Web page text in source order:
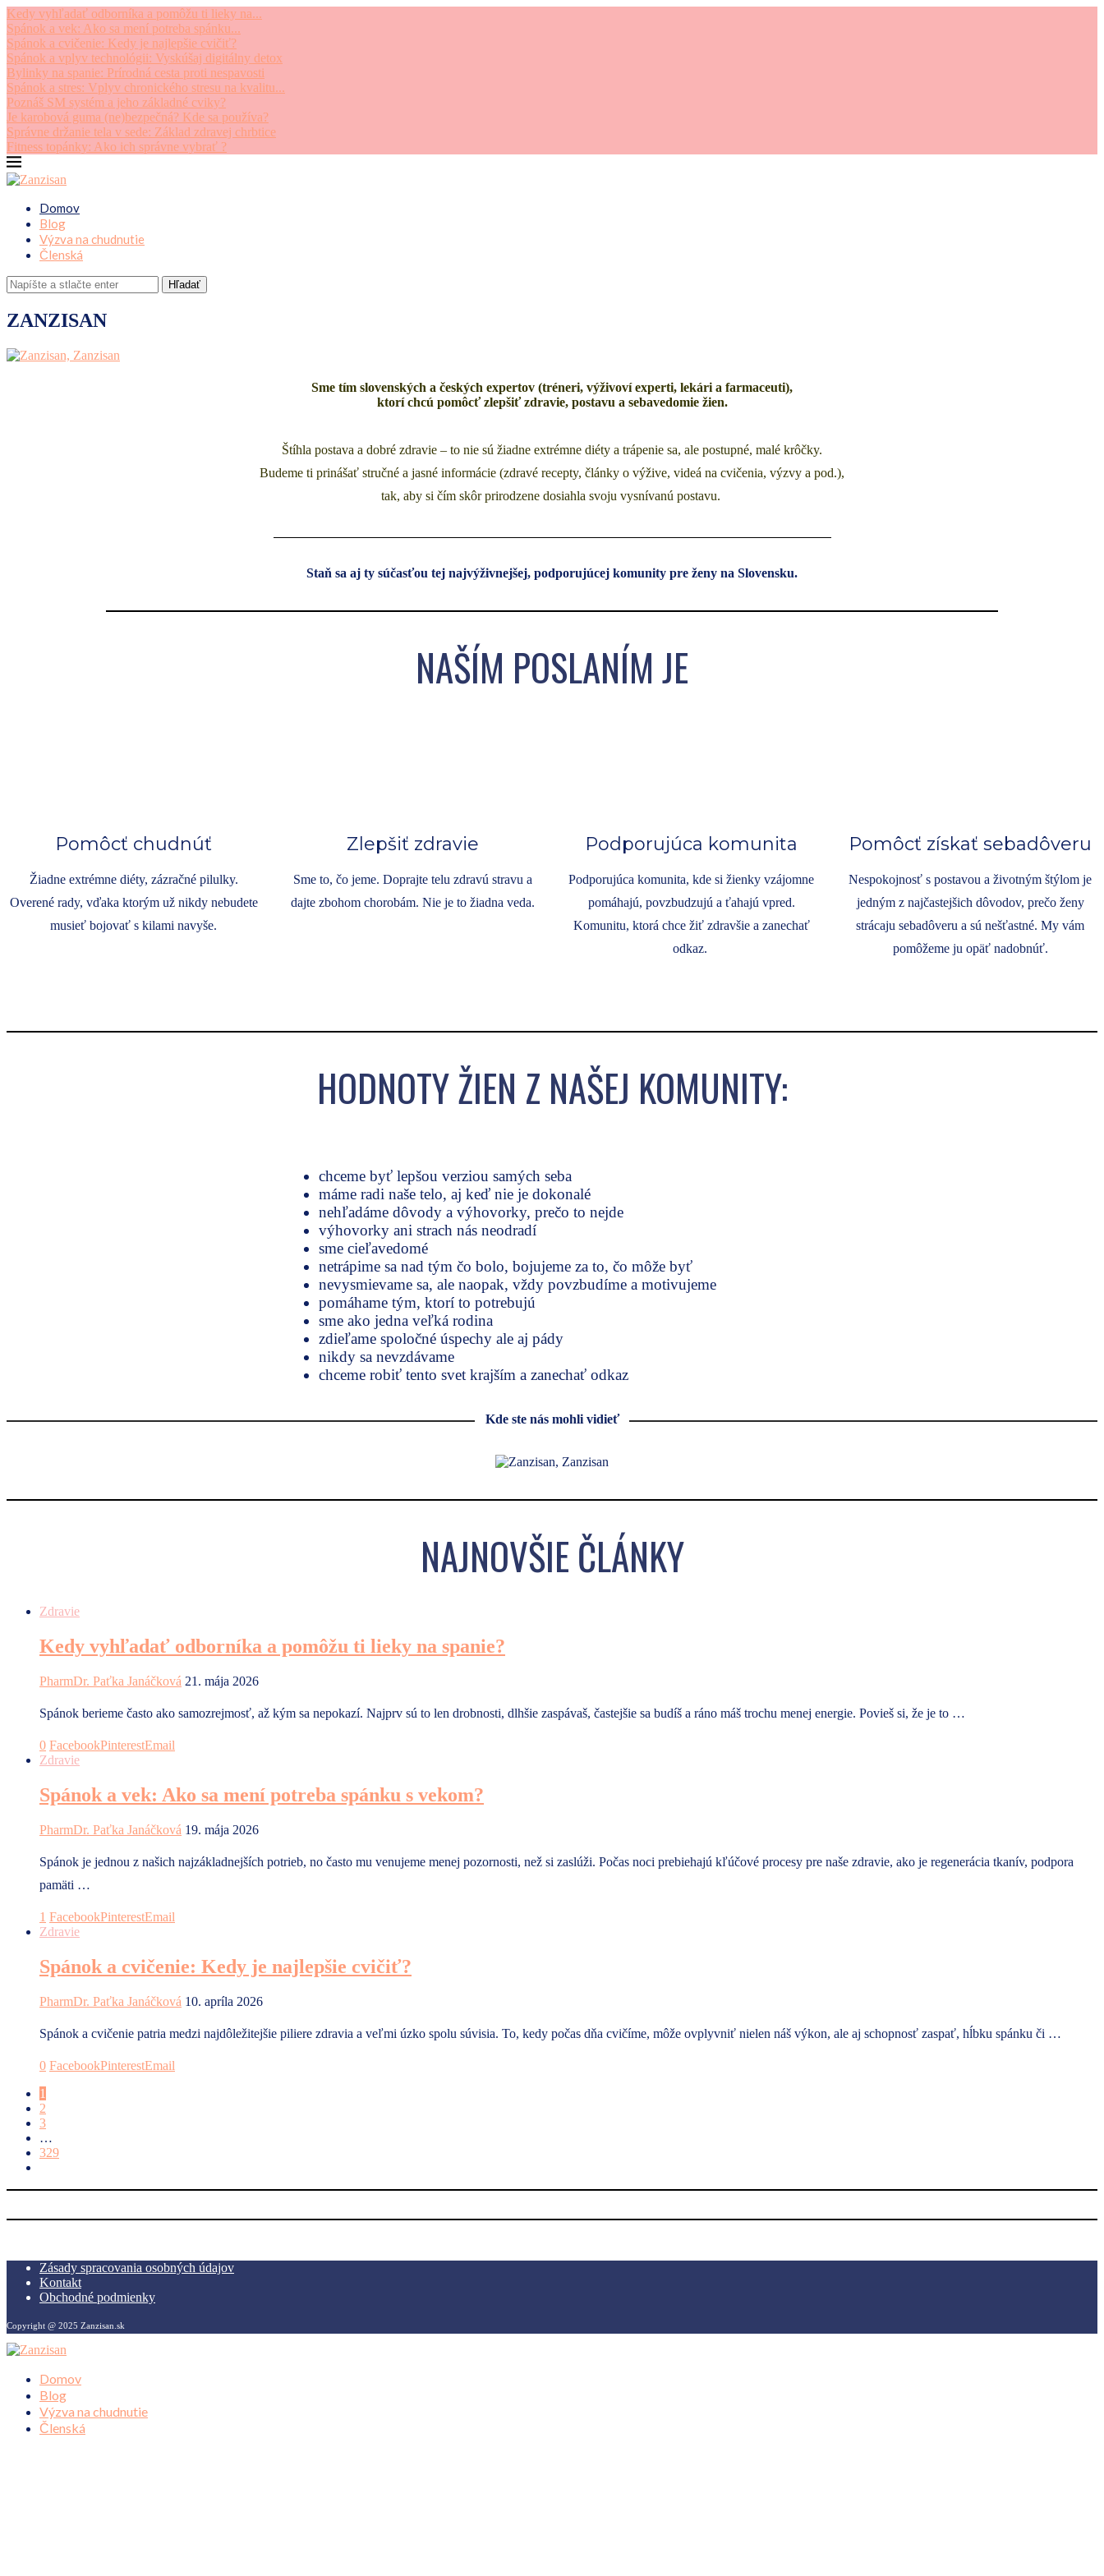
Kedy vyhľadať odborníka a pomôžu ti lieky na...
Spánok a vek: Ako sa mení potreba spánku...
Spánok a cvičenie: Kedy je najlepšie cvičiť?
Spánok a vplyv technológii: Vyskúšaj digitálny detox
Bylinky na spanie: Prírodná cesta proti nespavosti
Spánok a stres: Vplyv chronického stresu na kvalitu...
Poznáš SM systém a jeho základné cviky?
Je karobová guma (ne)bezpečná? Kde sa používa?
Správne držanie tela v sede: Základ zdravej chrbtice
Fitness topánky: Ako ich správne vybrať ?
Domov
Blog
Výzva na chudnutie
Členská
Hľadať
ZANZISAN
Sme tím slovenských a českých expertov (tréneri, výživoví experti, lekári a farmaceuti),
ktorí chcú pomôcť zlepšiť zdravie, postavu a sebavedomie žien.
Štíhla postava a dobré zdravie – to nie sú žiadne extrémne diéty a trápenie sa, ale postupné, malé krôčky.
Budeme ti prinášať stručné a jasné informácie (zdravé recepty, články o výžive, videá na cvičenia, výzvy a pod.),
tak, aby si čím skôr prirodzene dosiahla svoju vysnívanú postavu.
Staň sa aj ty súčasťou tej najvýživnejšej, podporujúcej komunity pre ženy na Slovensku.
NAŠÍM POSLANÍM JE
Pomôcť chudnúť
Žiadne extrémne diéty, zázračné pilulky.
Overené rady, vďaka ktorým už nikdy nebudete
musieť bojovať s kilami navyše.
Zlepšiť zdravie
Sme to, čo jeme. Doprajte telu zdravú stravu a
dajte zbohom chorobám. Nie je to žiadna veda.
Podporujúca komunita
Podporujúca komunita, kde si žienky vzájomne
pomáhajú, povzbudzujú a ťahajú vpred.
Komunitu, ktorá chce žiť zdravšie a zanechať
odkaz.
Pomôcť získať sebadôveru
Nespokojnosť s postavou a životným štýlom je
jedným z najčastejšich dôvodov, prečo ženy
strácaju sebadôveru a sú nešťastné. My vám
pomôžeme ju opäť nadobnúť.
HODNOTY ŽIEN Z NAŠEJ KOMUNITY:
chceme byť lepšou verziou samých seba
máme radi naše telo, aj keď nie je dokonalé
nehľadáme dôvody a výhovorky, prečo to nejde
výhovorky ani strach nás neodradí
sme cieľavedomé
netrápime sa nad tým čo bolo, bojujeme za to, čo môže byť
nevysmievame sa, ale naopak, vždy povzbudíme a motivujeme
pomáhame tým, ktorí to potrebujú
sme ako jedna veľká rodina
zdieľame spoločné úspechy ale aj pády
nikdy sa nevzdávame
chceme robiť tento svet krajším a zanechať odkaz
Kde ste nás mohli vidieť
NAJNOVŠIE ČLÁNKY
Zdravie
Kedy vyhľadať odborníka a pomôžu ti lieky na spanie?
PharmDr. Paťka Janáčková 21. mája 2026
Spánok berieme často ako samozrejmosť, až kým sa nepokazí. Najprv sú to len drobnosti, dlhšie zaspávaš, častejšie sa budíš a ráno máš trochu menej energie. Povieš si, že je to …
0 FacebookPinterestEmail
Zdravie
Spánok a vek: Ako sa mení potreba spánku s vekom?
PharmDr. Paťka Janáčková 19. mája 2026
Spánok je jednou z našich najzákladnejších potrieb, no často mu venujeme menej pozornosti, než si zaslúži. Počas noci prebiehajú kľúčové procesy pre naše zdravie, ako je regenerácia tkanív, podpora
pamäti …
1 FacebookPinterestEmail
Zdravie
Spánok a cvičenie: Kedy je najlepšie cvičiť?
PharmDr. Paťka Janáčková 10. apríla 2026
Spánok a cvičenie patria medzi najdôležitejšie piliere zdravia a veľmi úzko spolu súvisia. To, kedy počas dňa cvičíme, môže ovplyvniť nielen náš výkon, ale aj schopnosť zaspať, hĺbku spánku či …
0 FacebookPinterestEmail
1
2
3
…
329
Zásady spracovania osobných údajov
Kontakt
Obchodné podmienky
Copyright @ 2025 Zanzisan.sk
Domov
Blog
Výzva na chudnutie
Členská